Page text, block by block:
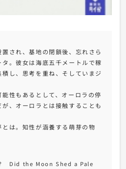
され、基地の閉鎖後、忘れさら
。彼女は海底五千メートルで稼
し、思考を重ね、そしていまジ
性もあるとして、オーロラの停
、オーロラとは接触することも
は。知性が涵養する萌芽の物
？ Did the Moon Shed a Pale